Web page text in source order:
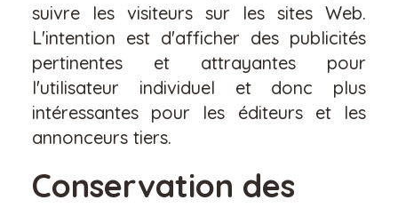
suivre les visiteurs sur les sites Web.
L'intention est d'afficher des publicités
pertinentes et attrayantes pour
l'utilisateur individuel et donc plus
intéressantes pour les éditeurs et les
annonceurs tiers.
Conservation des